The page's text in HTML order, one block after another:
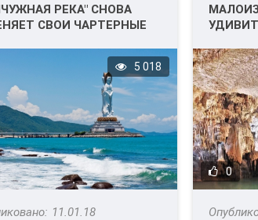
РЕКА" СНОВА
СВОИ ЧАРТЕРНЫЕ
5 018
11.01.18
0